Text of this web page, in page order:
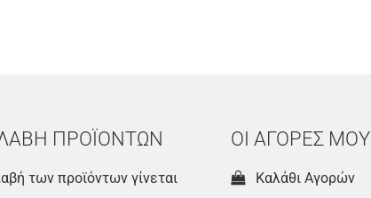
ΠΡΟΪΟΝΤΩΝ
των προϊόντων γίνεται
ΟΙ ΑΓΟΡΕΣ ΜΟΥ
Καλάθι Αγορών